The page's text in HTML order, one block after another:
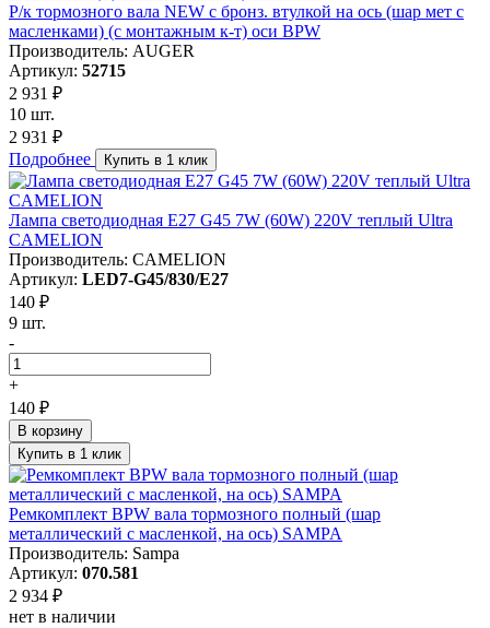
Р/к тормозного вала NEW с бронз. втулкой на ось (шар мет с
масленками) (с монтажным к-т) оси BPW
Производитель: AUGER
Артикул: 52715
2 931 ₽
10 шт.
2 931 ₽
Подробнее
Купить в 1 клик
Лампа светодиодная E27 G45 7W (60W) 220V теплый Ultra
CAMELION
Производитель: CAMELION
Артикул: LED7-G45/830/E27
140 ₽
9 шт.
-
+
140 ₽
В корзину
Купить в 1 клик
Ремкомплект BPW вала тормозного полный (шар
металлический с масленкой, на ось) SAMPA
Производитель: Sampa
Артикул: 070.581
2 934 ₽
нет в наличии